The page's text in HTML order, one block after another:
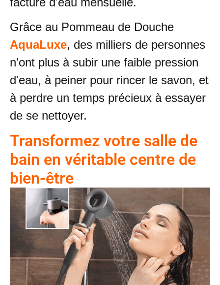
Grâce au Pommeau de Douche
AquaLuxe, des milliers de personnes
n'ont plus à subir une faible pression
d'eau, à peiner pour rincer le savon, et
à perdre un temps précieux à essayer
de se nettoyer.
Transformez votre salle de
bain en véritable centre de
bien-être